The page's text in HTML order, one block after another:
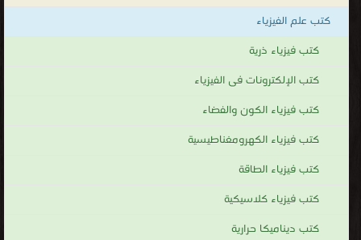
كتب فيزياء جزيئية
كتب علم الفيزياء
كتب فيزياء ذرية
كتب الإلكترونات فى الفيزياء
كتب فيزياء الكون والفضاء
كتب فيزياء الكهرومغناطيسية
كتب فيزياء الطاقة
كتب فيزياء كلاسيكية
كتب ديناميكا حرارية